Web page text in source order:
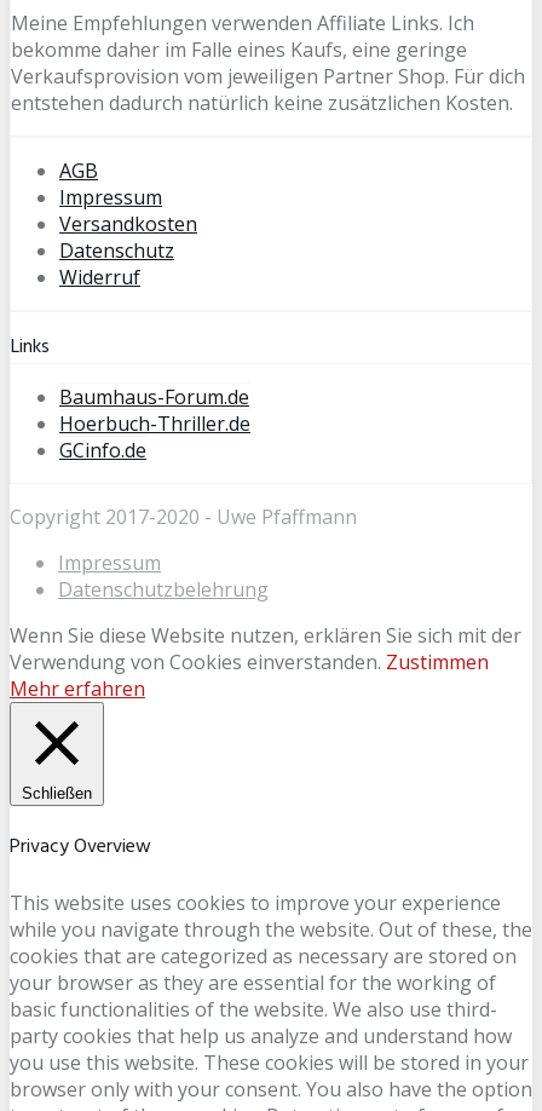
Meine Empfehlungen verwenden Affiliate Links. Ich
bekomme daher im Falle eines Kaufs, eine geringe
Verkaufsprovision vom jeweiligen Partner Shop. Für dich
entstehen dadurch natürlich keine zusätzlichen Kosten.
AGB
Impressum
Versandkosten
Datenschutz
Widerruf
Links
Baumhaus-Forum.de
Hoerbuch-Thriller.de
GCinfo.de
Copyright 2017-2020 - Uwe Pfaffmann
Impressum
Datenschutzbelehrung
Wenn Sie diese Website nutzen, erklären Sie sich mit der
Verwendung von Cookies einverstanden. Zustimmen
Mehr erfahren
Schließen
Privacy Overview
This website uses cookies to improve your experience
while you navigate through the website. Out of these, the
cookies that are categorized as necessary are stored on
your browser as they are essential for the working of
basic functionalities of the website. We also use third-
party cookies that help us analyze and understand how
you use this website. These cookies will be stored in your
browser only with your consent. You also have the option